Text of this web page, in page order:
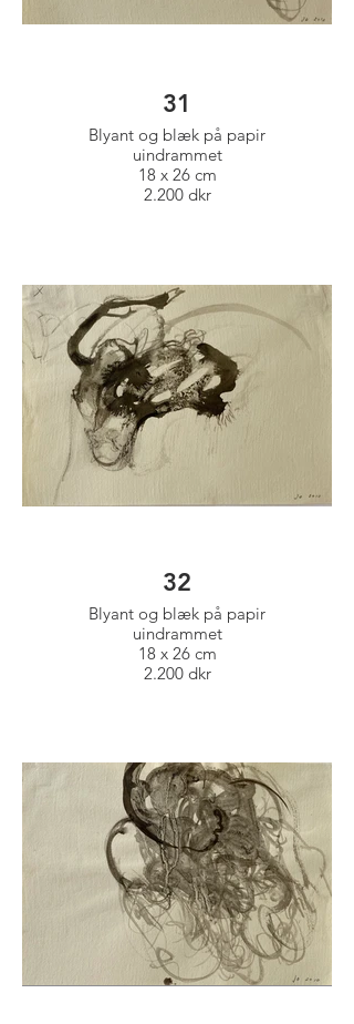
31
Blyant og blæk på papir
uindrammet
18 x 26 cm
2.200 dkr
32
Blyant og blæk på papir
uindrammet
18 x 26 cm
2.200 dkr